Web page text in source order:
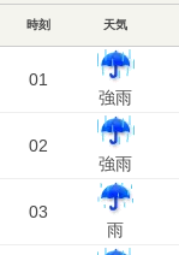
時刻 天気
01
強雨
02
強雨
03
雨